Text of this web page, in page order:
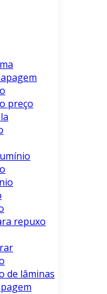
preço
repuxo
de lâminas